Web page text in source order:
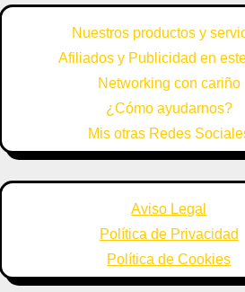
Nuestros productos y
Afiliados y Publicidad en
Networking con cariño
¿Cómo ayudarnos?
Mis otras Redes
Aviso Legal
Política de Privacidad
Política de Cookies